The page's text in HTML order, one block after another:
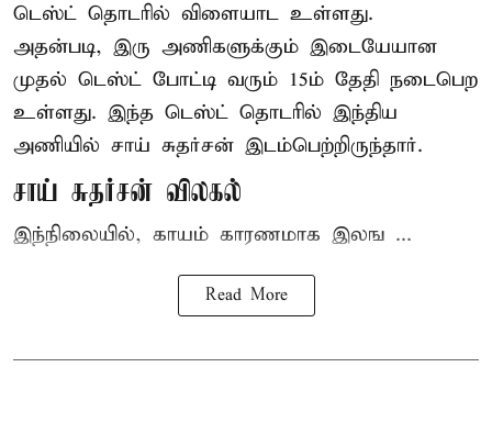
டெஸ்ட் தொடரில் விளையாட உள்ளது.
அதன்படி, இரு அணிகளுக்கும் இடையேயான
முதல் டெஸ்ட் போட்டி வரும் 15ம் தேதி நடைபெற
உள்ளது. இந்த டெஸ்ட் தொடரில் இந்திய
அணியில் சாய் சுதர்சன் இடம்பெற்றிருந்தார்.
சாய் சுதர்சன் விலகல்
இந்நிலையில், காயம் காரணமாக இலங ...
Read More